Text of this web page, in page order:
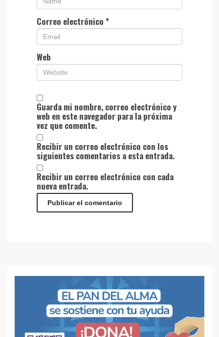
Correo electrónico *
Web
Guarda mi nombre, correo electrónico y
web en este navegador para la próxima
vez que comente.
Recibir un correo electrónico con los
siguientes comentarios a esta entrada.
Recibir un correo electrónico con cada
nueva entrada.